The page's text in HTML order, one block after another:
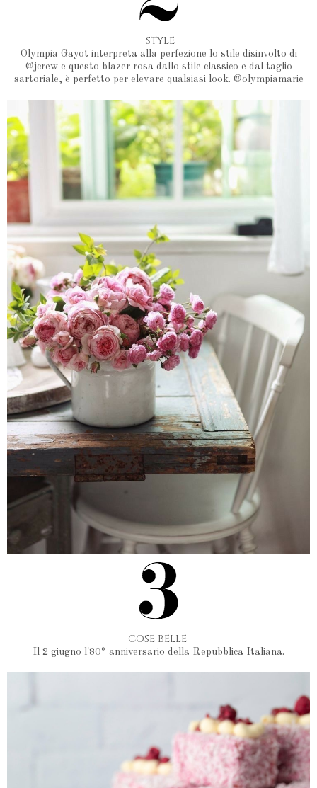
STYLE
Olympia Gayot interpreta alla perfezione lo stile disinvolto di
@jcrew e questo blazer rosa dallo stile classico e dal taglio
sartoriale, è perfetto per elevare qualsiasi look. @olympiamarie
COSE BELLE
Il 2 giugno l'80° anniversario della Repubblica Italiana.